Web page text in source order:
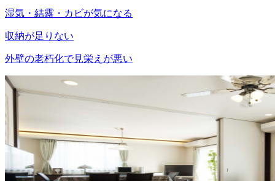
湿気・結露・カビが気になる
収納が足りない
外壁の老朽化で見栄えが悪い